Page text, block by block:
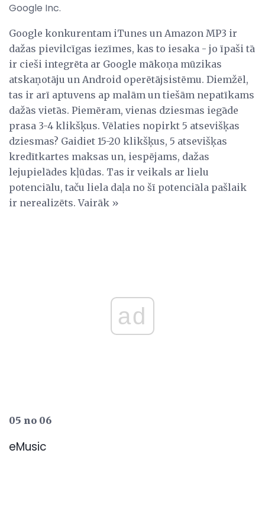
Google Inc.
Google konkurentam iTunes un Amazon MP3 ir
dažas pievilcīgas iezīmes, kas to iesaka - jo īpaši tā
ir cieši integrēta ar Google mākoņa mūzikas
atskaņotāju un Android operētājsistēmu. Diemžēl,
tas ir arī aptuvens ap malām un tiešām nepatīkams
dažās vietās. Piemēram, vienas dziesmas iegāde
prasa 3-4 klikšķus. Vēlaties nopirkt 5 atsevišķas
dziesmas? Gaidiet 15-20 klikšķus, 5 atsevišķas
kredītkartes maksas un, iespējams, dažas
lejupielādes kļūdas. Tas ir veikals ar lielu
potenciālu, taču liela daļa no šī potenciāla pašlaik
ir nerealizēts. Vairāk »
ad
05 no 06
eMusic